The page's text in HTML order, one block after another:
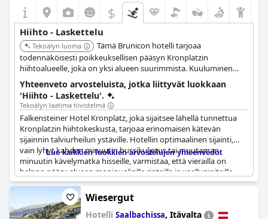
$
Hiihto - Laskettelu
Tekoälyn luoma
Tämä Brunicon hotelli tarjoaa
todennäköisesti poikkeuksellisen pääsyn Kronplatzin
hiihtoalueelle, joka on yksi alueen suurimmista. Kuuluminen
'The Leading Hotels of the World' -ketjuun viittaa korkeaan
palvelutasoon ja mukavuuksiin, jotka sopivat hiihtolomalle.
Yhteenveto arvosteluista, jotka liittyvät luokkaan
'Hiihto - Laskettelu'.
Tekoälyn laatima tiivistelmä
Falkensteiner Hotel Kronplatz, joka sijaitsee lähellä tunnettua
Kronplatzin hiihtokeskusta, tarjoaa erinomaisen kätevän
sijainnin talviurheilun ystäville. Hotellin optimaalinen sijainti,
vain lyhyt kahden minuutin bussikuljetus tai muutaman
minuutin kävelymatka hisseille, varmistaa, että vierailla on
helppo pääsy alueen monipuolisille rinteille ja vaellusreiteille.
Sen läheinen sijainti tuolihissi- ja köysiratapysäkeille
mahdollistaa sen, että hiihtäjät pääsevät rinteille
mahdollisimman vähällä vaivalla.
Lue kaikkien luokkien arvostelujen yhteenvedot
Wiesergut
Hotelli Saalbachissa, Itävalta